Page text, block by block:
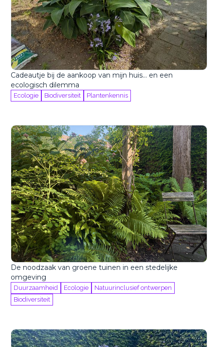
Cadeautje bij de aankoop van mijn huis… en een
ecologisch dilemma
Ecologie Biodiversiteit Plantenkennis
De noodzaak van groene tuinen in een stedelijke
omgeving
Duurzaamheid Ecologie
Natuurinclusief ontwerpen
Biodiversiteit